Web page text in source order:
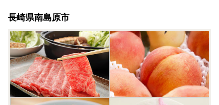
長崎県南島原市